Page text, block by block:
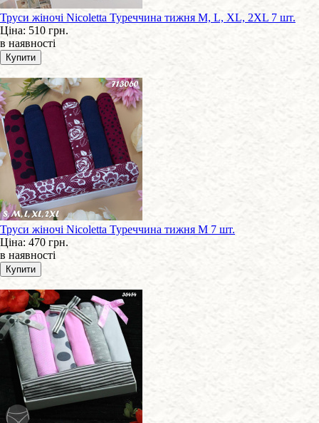
Труси жіночі Nicoletta Туреччина тижня M, L, XL, 2XL 7 шт.
Ціна: 510 грн.
в наявності
Труси жіночі Nicoletta Туреччина тижня M 7 шт.
Ціна: 470 грн.
в наявності